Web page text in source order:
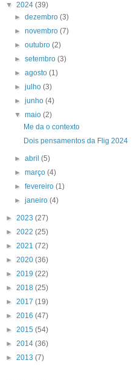
▼ 2024 (39)
►dezembro(3)
►novembro(7)
►outubro(2)
►setembro(3)
►agosto(1)
►julho(3)
►junho(4)
▼maio(2)
Me da o contexto
Dois pensamentos da Flig 2024
►abril(5)
►março(4)
►fevereiro(1)
►janeiro(4)
► 2023 (27)
► 2022 (25)
► 2021 (72)
► 2020 (36)
► 2019 (22)
► 2018 (25)
► 2017 (19)
► 2016 (47)
► 2015 (54)
► 2014 (36)
► 2013 (7)